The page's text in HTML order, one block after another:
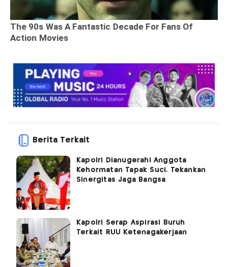
Berita Terkait
Kapolri Dianugerahi Anggota
Kehormatan Tapak Suci, Tekankan
Sinergitas Jaga Bangsa
Kapolri Serap Aspirasi Buruh
Terkait RUU Ketenagakerjaan